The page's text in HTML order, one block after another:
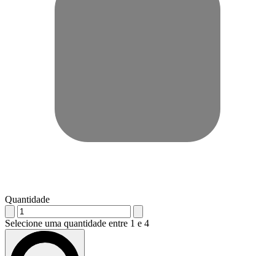
Quantidade
Selecione uma quantidade entre 1 e 4